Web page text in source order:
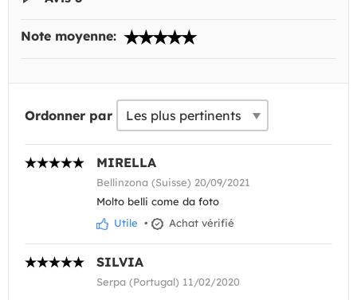
Note moyenne:
Ordonner par
MIRELLA
Bellinzona (Suisse) 20/09/2021
Molto belli come da foto
Utile • Achat vérifié
SILVIA
Serpa (Portugal) 11/02/2020